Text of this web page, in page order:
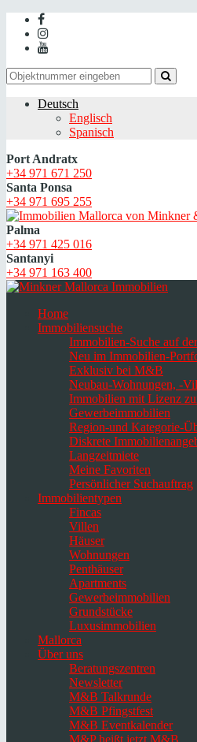
Deutsch
Englisch
Spanisch
Port Andratx
+34 971 671 250
Santa Ponsa
+34 971 695 255
Palma
+34 971 425 016
Santanyi
+34 971 163 400
Home
Immobiliensuche
Immobilien-Suche auf
Neu im Immobilien-
Exklusiv bei M&B
Neubau-Wohnungen, -
Immobilien mit Lizenz
Gewerbeimmobilien
Region-und Kategorie-
Diskrete
Langzeitmiete
Meine Favoriten
Persönlicher Suchauftrag
Immobilientypen
Fincas
Villen
Häuser
Wohnungen
Penthäuser
Apartments
Gewerbeimmobilien
Grundstücke
Luxusimmobilien
Mallorca
Über uns
Beratungszentren
Newsletter
M&B Talkrunde
M&B Pfingstfest
M&B Eventkalender
M&P heißt jetzt M&B